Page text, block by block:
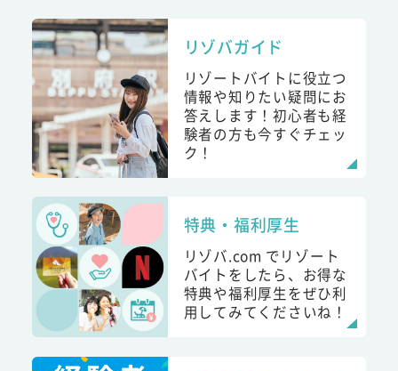
リゾバガイド
リゾートバイトに役立つ
情報や知りたい疑問にお
答えします！初心者も経
験者の方も今すぐチェッ
ク！
特典・福利厚生
リゾバ.com でリゾート
バイトをしたら、お得な
特典や福利厚生をぜひ利
用してみてくださいね！